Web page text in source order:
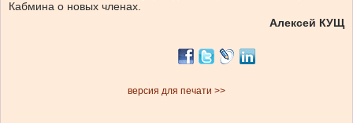
Кабмина о новых членах.
Алексей КУЩ
версия для печати >>